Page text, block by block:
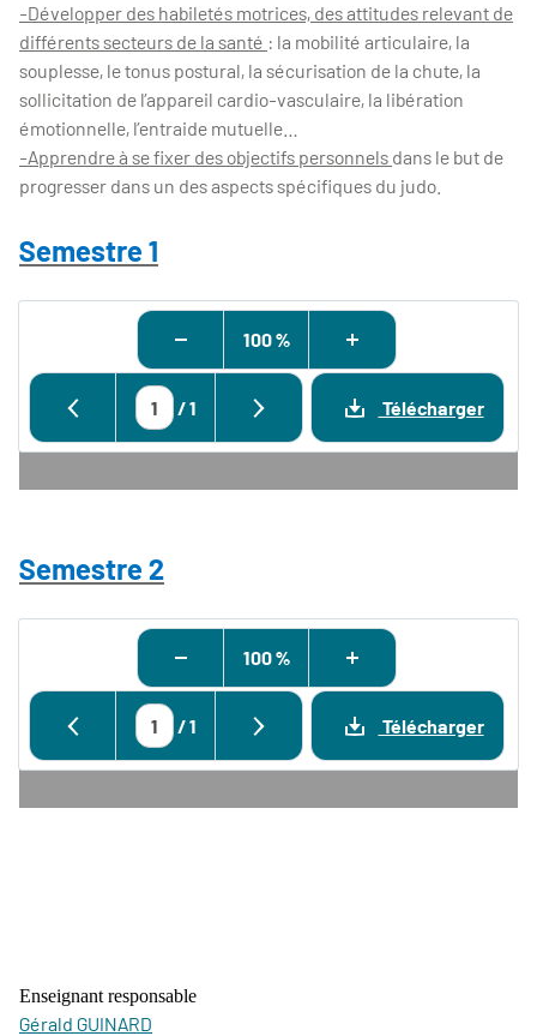
-Développer des habiletés motrices, des attitudes relevant de
différents secteurs de la santé : la mobilité articulaire, la
souplesse, le tonus postural, la sécurisation de la chute, la
sollicitation de l’appareil cardio-vasculaire, la libération
émotionnelle, l’entraide mutuelle…
-Apprendre à se fixer des objectifs personnels dans le but de
progresser dans un des aspects spécifiques du judo.
Semestre 1
100 %
/1 Télécharger
Semestre 2
100 %
/1 Télécharger
Enseignant responsable
Gérald GUINARD